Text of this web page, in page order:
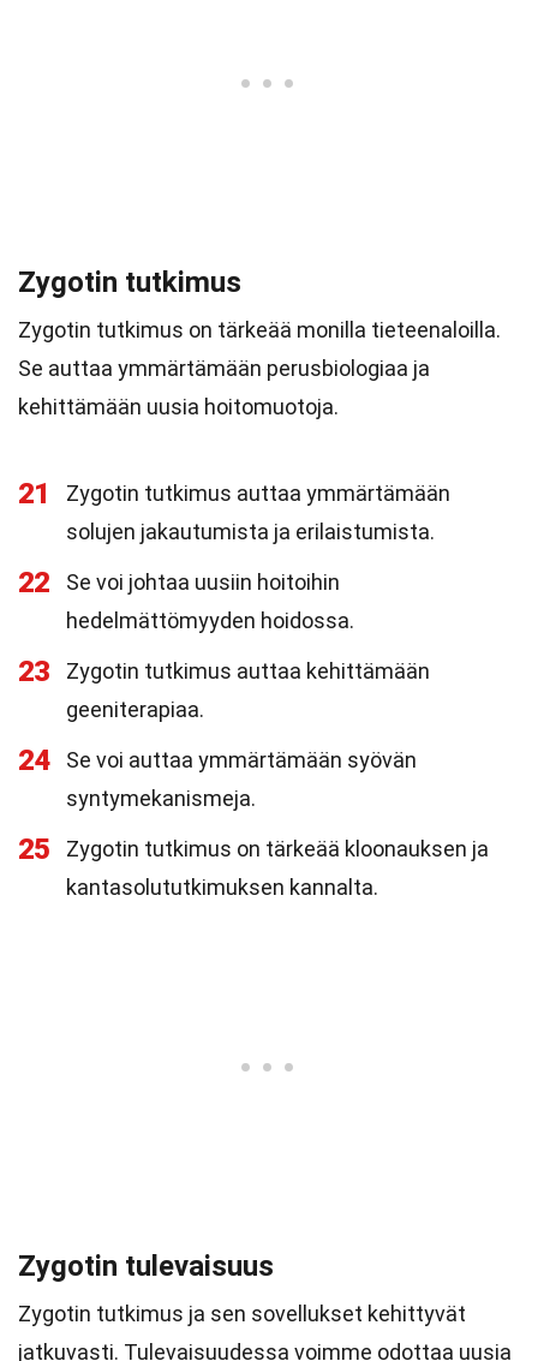
Zygotin tutkimus
Zygotin tutkimus on tärkeää monilla tieteenaloilla.
Se auttaa ymmärtämään perusbiologiaa ja
kehittämään uusia hoitomuotoja.
21
Zygotin tutkimus auttaa ymmärtämään
solujen jakautumista ja erilaistumista.
22
Se voi johtaa uusiin hoitoihin
hedelmättömyyden hoidossa.
23
Zygotin tutkimus auttaa kehittämään
geeniterapiaa.
24
Se voi auttaa ymmärtämään syövän
syntymekanismeja.
25
Zygotin tutkimus on tärkeää kloonauksen ja
kantasolututkimuksen kannalta.
Zygotin tulevaisuus
Zygotin tutkimus ja sen sovellukset kehittyvät
jatkuvasti. Tulevaisuudessa voimme odottaa uusia